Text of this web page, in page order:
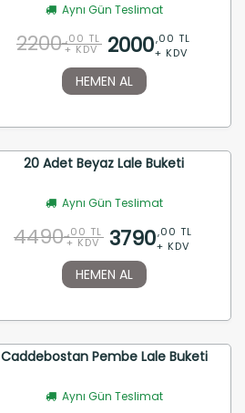
Aynı Gün Teslimat
2200 ,00 TL
+ KDV 2000,00 TL
+ KDV
HEMEN AL
20 Adet Beyaz Lale Buketi
Aynı Gün Teslimat
4490 ,00 TL
+ KDV 3790,00 TL
+ KDV
HEMEN AL
Caddebostan Pembe Lale Buketi
Aynı Gün Teslimat